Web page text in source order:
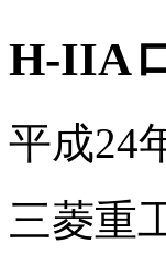
H-IIA
平成24
三菱重